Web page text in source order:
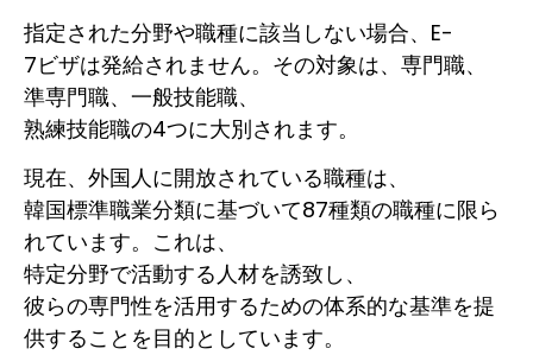
指定された分野や職種に該当しない場合、E-
7ビザは発給されません。その対象は、専門職、
準専門職、一般技能職、
熟練技能職の4つに大別されます。
現在、外国人に開放されている職種は、
韓国標準職業分類に基づいて87種類の職種に限ら
れています。これは、
特定分野で活動する人材を誘致し、
彼らの専門性を活用するための体系的な基準を提
供することを目的としています。